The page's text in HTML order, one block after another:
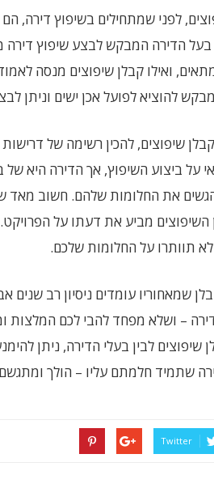
לפני שמתחילים בשיפוץ דירה,
הדירה המבקש לבצע שיפוץ דירה
ואילו קבלן שיפוצים מנסה
להוציא לפועל אכן ישים וניתן
שיפוצים, להכין רשימה של
על ביצוע השיפוץ, אך הדירה היא של
את החלומות שלהם. חשוב מאד
השיפוצים מביע את דעתו על
תוותרו על החלומות שלכם.
שמאחוריו עומדים ניסיון רב
– ושלא מפחד להבי לכם המלצות
לבין בעלי הדירה, ניתן
שתמיד חלמתם עליו – הולך
Twitter